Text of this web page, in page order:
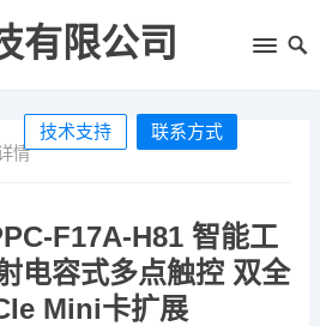
有限公司
技术支持 联系方式
情
F17A-H81 智能工
电容式多点触控 双全
Mini卡扩展